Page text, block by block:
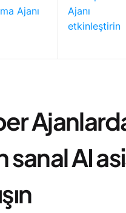
Ajanı
Ajanı
etkinleştirin
sanal AI